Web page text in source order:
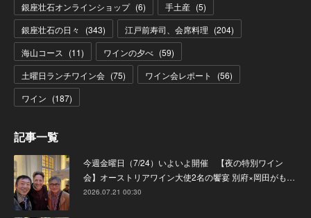
銀座壮石オンラインショップ (6) 手土産 (5)
銀座壮石の日々
(343) 江戸前寿司、会席料理 (204)
海山コース (11) ワインの夕べ (59)
土曜日ランチワイン会 (75) ワイン会レポート (56)
ワイン (187)
記事一覧
今週金曜日（7/24）いよいよ開催 【夜の特別ワイン
会】オーストリアワイン大使2名の饗宴 別府×岡田がも…
2026.07.21 00:30